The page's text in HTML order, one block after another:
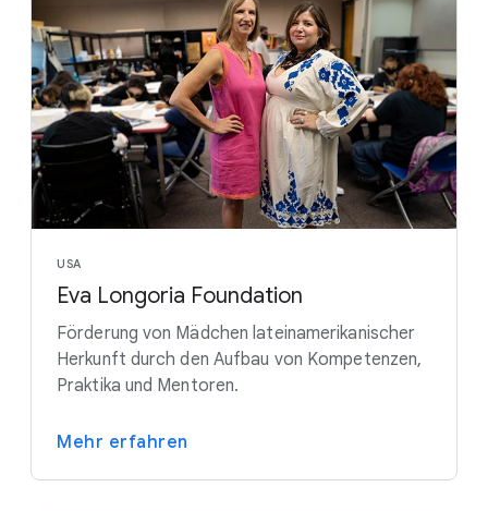
USA
Eva Longoria Foundation
Förderung von Mädchen lateinamerikanischer
Herkunft durch den Aufbau von Kompetenzen,
Praktika und Mentoren.
Mehr erfahren